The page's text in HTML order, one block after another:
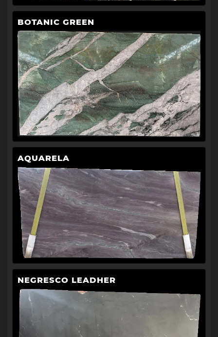
BOTANIC GREEN
AQUARELA
NEGRESCO LEADHER